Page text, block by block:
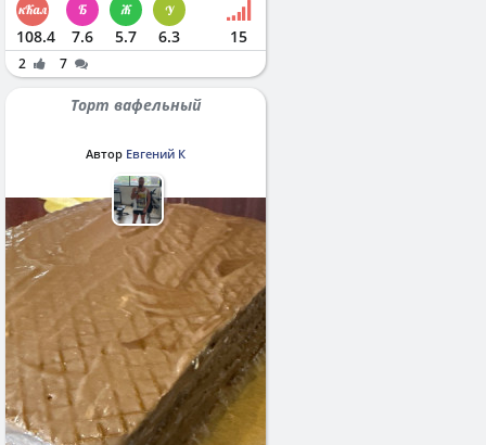
108.4 7.6 5.7 6.3 15
2 7
Торт вафельный
Автор Евгений К